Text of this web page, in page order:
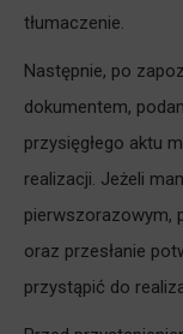
tłumaczenie.
Następnie, po
dokumentem,
przysięgłego aktu
realizacji. Jeżeli
pierwszorazowym,
oraz przesłanie
przystąpić do